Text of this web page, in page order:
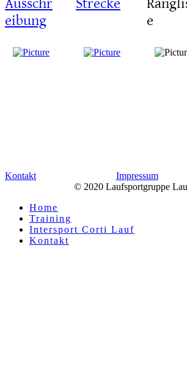
Ausschr
eibung
Strecke
e
Kontakt Impressum
© 2020 Laufsportgruppe
Home
Training
Intersport Corti Lauf
Kontakt